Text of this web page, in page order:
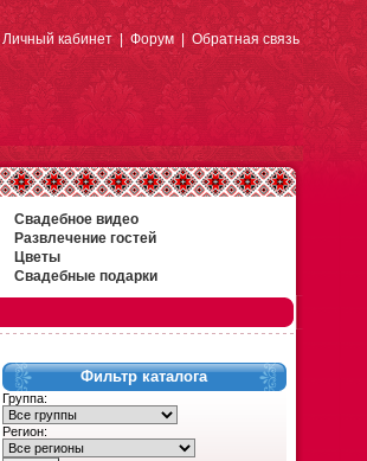
Личный кабинет|Форум| Обратная связь
Свадебное видео
Развлечение гостей
Цветы
Свадебные подарки
Фильтр каталога
Группа:
Регион: